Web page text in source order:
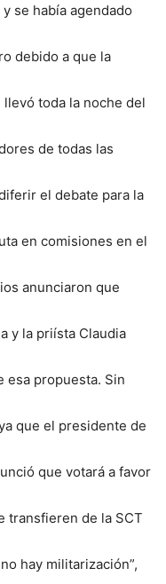
se había agendado
debido a que la
toda la noche del
de todas las
el debate para la
en comisiones en el
anunciaron que
y la priísta Claudia
esa propuesta. Sin
que el presidente de
que votará a favor
transfieren de la SCT
hay militarización”,